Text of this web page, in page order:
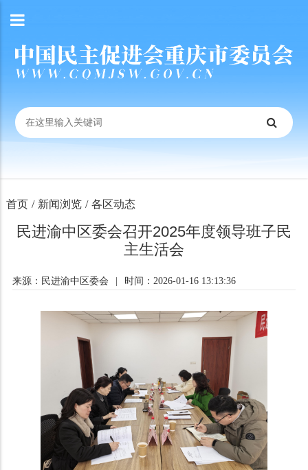
首页 / 新闻浏览 / 各区动态
民进渝中区委会召开2025年度领导班子民
主生活会
来源：民进渝中区委会 时间：2026-01-16 13:13:36